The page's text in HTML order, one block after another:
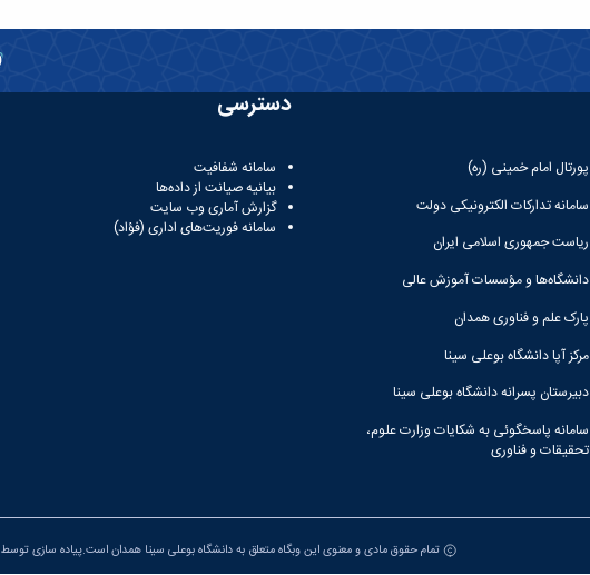
پورتال امام خمینی (ره)
سامانه تدارکات الکترونیکی دولت
ریاست جمهوری اسلامی ایران
دانشگاه‌ها و مؤسسات آموزش عالی
پارک علم و فناوری همدان
مرکز آپا دانشگاه بوعلی سینا
دبیرستان پسرانه دانشگاه بوعلی سینا
سامانه پاسخگوئی به شکایات وزارت علوم،
تحقیقات و فناوری
دسترسی
سامانه شفافیت
بیانیه صیانت از داده‌ها
گزارش آماری وب‌ سایت
سامانه فوریت‌های اداری (فؤاد)
تمام حقوق مادی و معنوی این وبگاه متعلق به دانشگاه بوعلی سینا همدان است.پیاده سازی توسط